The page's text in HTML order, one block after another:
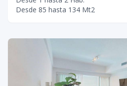
Desde 85 hasta 134 Mt2